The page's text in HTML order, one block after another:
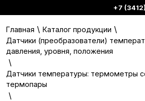
+7
Главная \ Каталог продукции \
Датчики (преобразователи)
давления, уровня, положения
\
Датчики температуры: термометры
термопары
\